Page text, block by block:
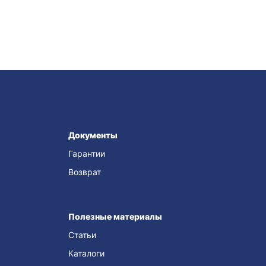
Документы
Гарантии
Возврат
Полезные материалы
Статьи
Каталоги